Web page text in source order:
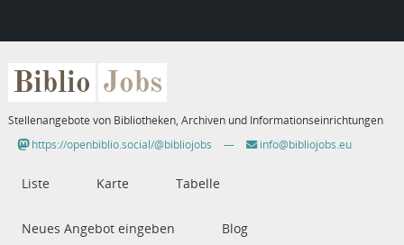
Biblio Jobs
Stellenangebote von Bibliotheken, Archiven und Informationseinrichtungen
https://openbiblio.social/@bibliojobs
— info@bibliojobs.eu
Liste Karte Tabelle
Neues Angebot eingeben Blog